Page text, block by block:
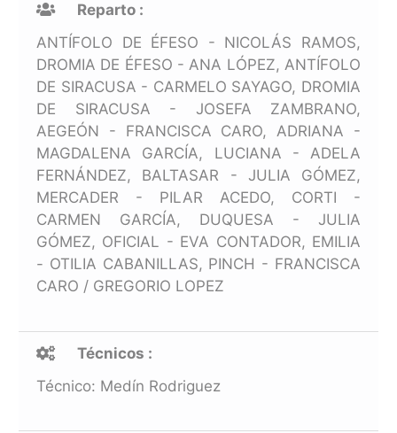
Reparto :
ANTÍFOLO DE ÉFESO - NICOLÁS RAMOS,
DROMIA DE ÉFESO - ANA LÓPEZ, ANTÍFOLO
DE SIRACUSA - CARMELO SAYAGO, DROMIA
DE SIRACUSA - JOSEFA ZAMBRANO,
AEGEÓN - FRANCISCA CARO, ADRIANA -
MAGDALENA GARCÍA, LUCIANA - ADELA
FERNÁNDEZ, BALTASAR - JULIA GÓMEZ,
MERCADER - PILAR ACEDO, CORTI -
CARMEN GARCÍA, DUQUESA - JULIA
GÓMEZ, OFICIAL - EVA CONTADOR, EMILIA
- OTILIA CABANILLAS, PINCH - FRANCISCA
CARO / GREGORIO LOPEZ
Técnicos :
Técnico: Medín Rodriguez